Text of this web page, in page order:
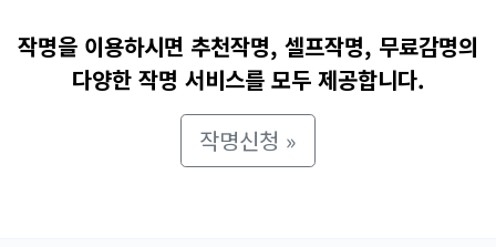
작명을 이용하시면 추천작명, 셀프작명, 무료감명의
다양한 작명 서비스를 모두 제공합니다.
작명신청 »